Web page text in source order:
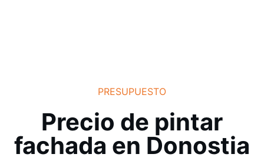
PRESUPUESTO
Precio de pintar
fachada en Donostia